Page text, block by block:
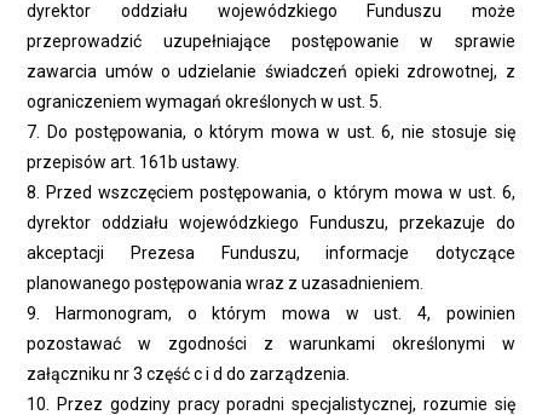
dyrektor oddziału wojewódzkiego Funduszu może
przeprowadzić uzupełniające postępowanie w sprawie
zawarcia umów o udzielanie świadczeń opieki zdrowotnej, z
ograniczeniem wymagań określonych w ust. 5.
7. Do postępowania, o którym mowa w ust. 6, nie stosuje się
przepisów art. 161b ustawy.
8. Przed wszczęciem postępowania, o którym mowa w ust. 6,
dyrektor oddziału wojewódzkiego Funduszu, przekazuje do
akceptacji Prezesa Funduszu, informacje dotyczące
planowanego postępowania wraz z uzasadnieniem.
9. Harmonogram, o którym mowa w ust. 4, powinien
pozostawać w zgodności z warunkami określonymi w
załączniku nr 3 część c i d do zarządzenia.
10. Przez godziny pracy poradni specjalistycznej, rozumie się